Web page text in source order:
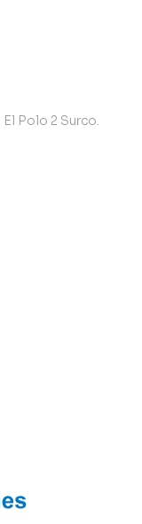
Polo 2 Surco.